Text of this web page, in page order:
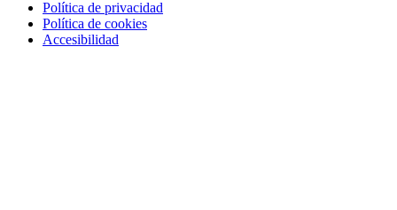
Política de privacidad
Política de cookies
Accesibilidad